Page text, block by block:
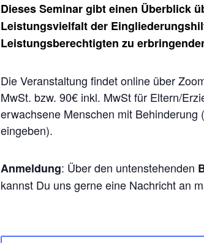
Dieses Seminar gibt einen Überblick
Leistungsvielfalt der
Leistungsberechtigten zu
Die Veranstaltung findet online über
MwSt. bzw. 90€ inkl. MwSt für Eltern/
erwachsene Menschen mit
eingeben).
Anmeldung: Über den untenstehenden
kannst Du uns gerne eine Nachricht an